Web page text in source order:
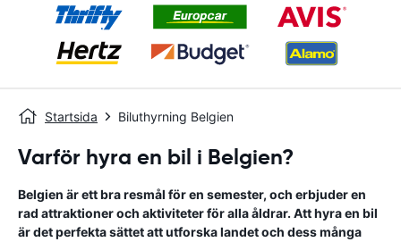
Startsida Biluthyrning Belgien
Varför hyra en bil i Belgien?
Belgien är ett bra resmål för en semester, och erbjuder en
rad attraktioner och aktiviteter för alla åldrar. Att hyra en bil
är det perfekta sättet att utforska landet och dess många